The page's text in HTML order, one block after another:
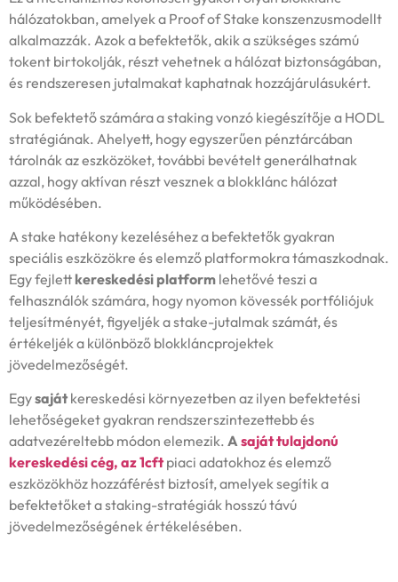
hálózatokban, amelyek a Proof of Stake konszenzusmodellt
alkalmazzák. Azok a befektetők, akik a szükséges számú
tokent birtokolják, részt vehetnek a hálózat biztonságában,
és rendszeresen jutalmakat kaphatnak hozzájárulásukért.
Sok befektető számára a staking vonzó kiegészítője a HODL
stratégiának. Ahelyett, hogy egyszerűen pénztárcában
tárolnák az eszközöket, további bevételt generálhatnak
azzal, hogy aktívan részt vesznek a blokklánc hálózat
működésében.
A stake hatékony kezeléséhez a befektetők gyakran
speciális eszközökre és elemző platformokra támaszkodnak.
Egy fejlett kereskedési platform lehetővé teszi a
felhasználók számára, hogy nyomon kövessék portfóliójuk
teljesítményét, figyeljék a stake-jutalmak számát, és
értékeljék a különböző blokkláncprojektek
jövedelmezőségét.
Egysaját kereskedési környezetben az ilyen befektetési
lehetőségeket gyakran rendszerszintezettebb és
adatvezéreltebb módon elemezik. Asaját tulajdonú
kereskedési cég, az 1cftpiaci adatokhoz és elemző
eszközökhöz hozzáférést biztosít, amelyek segítik a
befektetőket a staking-stratégiák hosszú távú
jövedelmezőségének értékelésében.